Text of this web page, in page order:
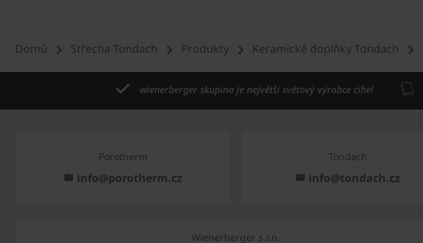
Domů Střecha Tondach Produkty Keramické doplňky Tondach
wienerberger skupina je největší světový výrobce cihel
Porotherm
info@porotherm.cz
Tondach
info@tondach.cz
Wienerberger s.r.o.